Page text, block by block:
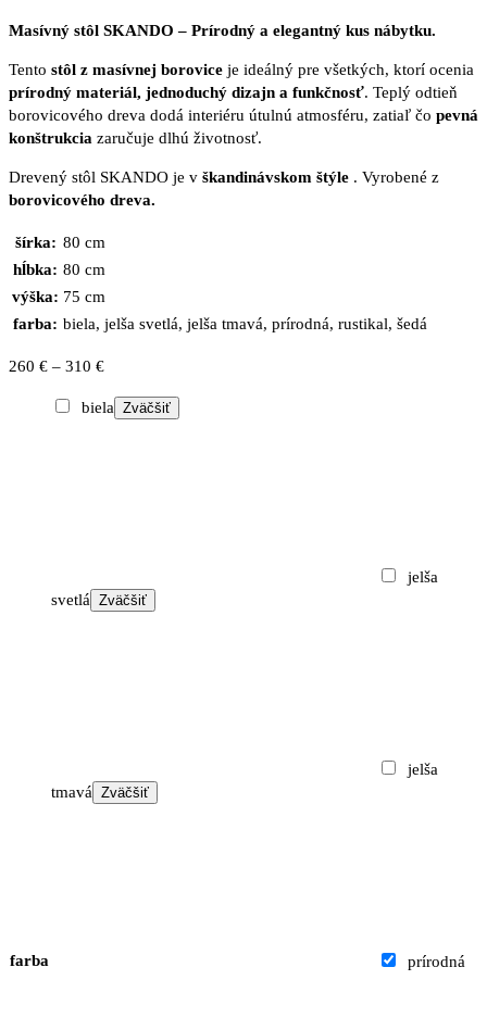
Masívný stôl SKANDO – Prírodný a elegantný kus nábytku.
Tento stôl z masívnej borovice je ideálný pre všetkých, ktorí ocenia
prírodný materiál, jednoduchý dizajn a funkčnosť. Teplý odtieň
borovicového dreva dodá interiéru útulnú atmosféru, zatiaľ čo pevná
konštrukcia zaručuje dlhú životnosť.
Drevený stôl SKANDO je v škandinávskom štýle . Vyrobené z
borovicového dreva.
šírka: 80 cm
hĺbka: 80 cm
výška: 75 cm
farba: biela, jelša svetlá, jelša tmavá, prírodná, rustikal, šedá
260 € – 310 €Price
260 €
farba
biela Zväčšiť
jelša
svetlá Zväčšiť
jelša
tmavá Zväčšiť
prírodná